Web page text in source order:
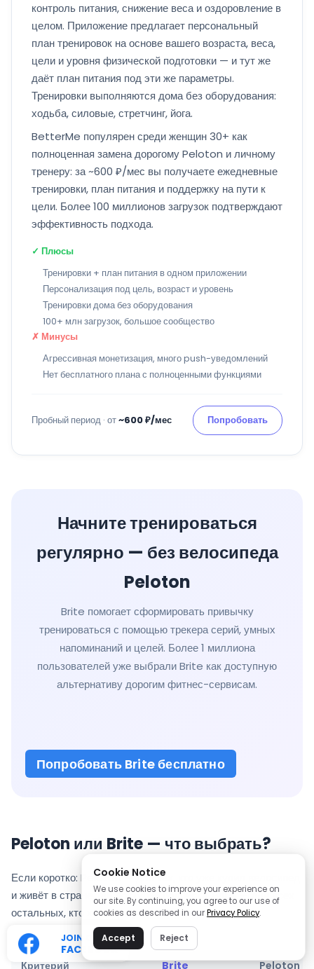
JOIN OUR
FACEBOOK
контроль питания, снижение веса и оздоровление в
целом. Приложение предлагает персональный
план тренировок на основе вашего возраста, веса,
цели и уровня физической подготовки — и тут же
даёт план питания под эти же параметры.
Тренировки выполняются дома без оборудования:
ходьба, силовые, стретчинг, йога.
BetterMe популярен среди женщин 30+ как
полноценная замена дорогому Peloton и личному
тренеру: за ~600 ₽/мес вы получаете ежедневные
тренировки, план питания и поддержку на пути к
цели. Более 100 миллионов загрузок подтверждают
эффективность подхода.
✓ Плюсы
Тренировки + план питания в одном приложении
Персонализация под цель, возраст и уровень
Тренировки дома без оборудования
100+ млн загрузок, большое сообщество
✗ Минусы
Агрессивная монетизация, много push-уведомлений
Нет бесплатного плана с полноценными функциями
Пробный период · от~600 ₽/мес Попробовать
Начните тренироваться
регулярно — без велосипеда
Peloton
Brite помогает сформировать привычку
тренироваться с помощью трекера серий, умных
напоминаний и целей. Более 1 миллиона
пользователей уже выбрали Brite как доступную
альтернативу дорогим фитнес-сервисам.
Попробовать Brite бесплатно
Peloton или Brite — что выбрать?
Если коротко: Peloton — для тех, кто уже купил велосипед
и живёт в стране, где доступна подписка. Brite — для всех
остальных, кто хочет регулярно тренироваться без
барьеров.
Критерий Brite Peloton
Cookie Notice
We use cookies to improve your experience on
our site. By continuing, you agree to our use of
cookies as described in ourPrivacy Policy.
Accept Reject